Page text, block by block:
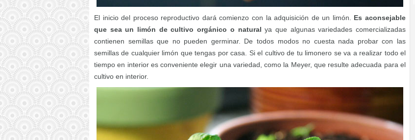
El inicio del proceso reproductivo dará comienzo con la adquisición de un limón. Es aconsejable
que sea un limón de cultivo orgánico o natural ya que algunas variedades comercializadas
contienen semillas que no pueden germinar. De todos modos no cuesta nada probar con las
semillas de cualquier limón que tengas por casa. Si el cultivo de tu limonero se va a realizar todo el
tiempo en interior es conveniente elegir una variedad, como la Meyer, que resulte adecuada para el
cultivo en interior.